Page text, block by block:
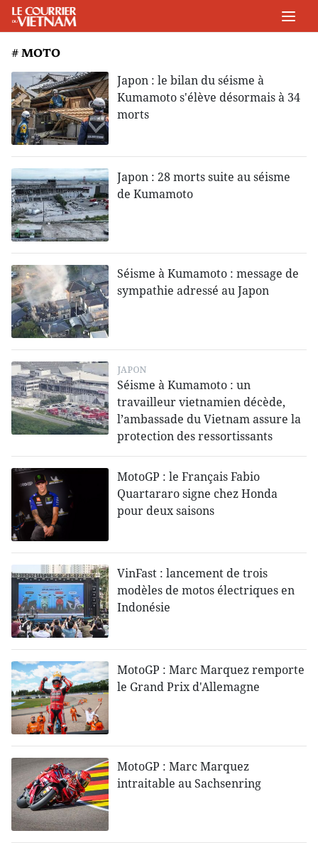
# MOTO
Japon : le bilan du séisme à
Kumamoto s'élève désormais à 34
morts
Japon : 28 morts suite au séisme
de Kumamoto
Séisme à Kumamoto : message de
sympathie adressé au Japon
JAPON
Séisme à Kumamoto : un
travailleur vietnamien décède,
l’ambassade du Vietnam assure la
protection des ressortissants
MotoGP : le Français Fabio
Quartararo signe chez Honda
pour deux saisons
VinFast : lancement de trois
modèles de motos électriques en
Indonésie
MotoGP : Marc Marquez remporte
le Grand Prix d'Allemagne
MotoGP : Marc Marquez
intraitable au Sachsenring